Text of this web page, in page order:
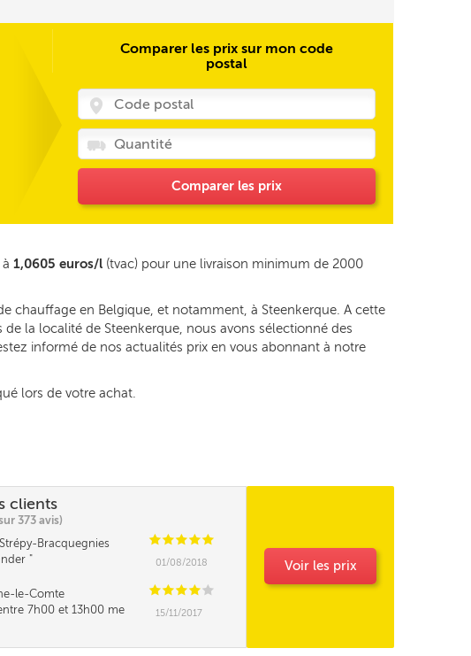
Comparer les prix sur mon code
postal
Comparer les prix
à 1,0605 euros/l (tvac) pour une livraison minimum de 2000
chauffage en Belgique, et notamment, à Steenkerque. A cette
la localité de Steenkerque, nous avons sélectionné des
informé de nos actualités prix en vous abonnant à notre
lors de votre achat.
clients
373 avis)
Strépy-Bracquegnies CCCCC
01/08/2018
le-Comte CCCC C
7h00 et 13h00 me
15/11/2017
Voir les prix